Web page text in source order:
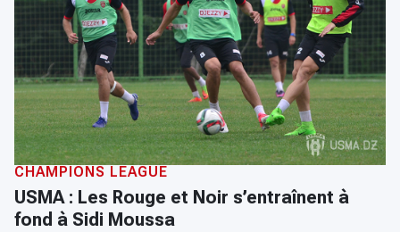
CHAMPIONS LEAGUE
USMA : Les Rouge et Noir s’entraînent à
fond à Sidi Moussa